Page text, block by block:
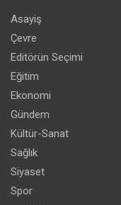
Asayiş
Çevre
Editörün Seçimi
Eğitim
Ekonomi
Gündem
Kültür-Sanat
Sağlık
Siyaset
Spor